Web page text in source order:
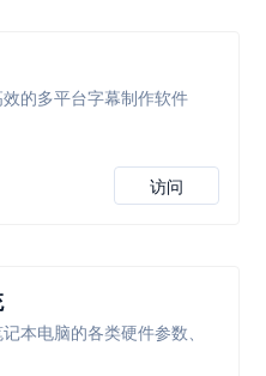
的多平台字幕制作软件
访问
本电脑的各类硬件参数、